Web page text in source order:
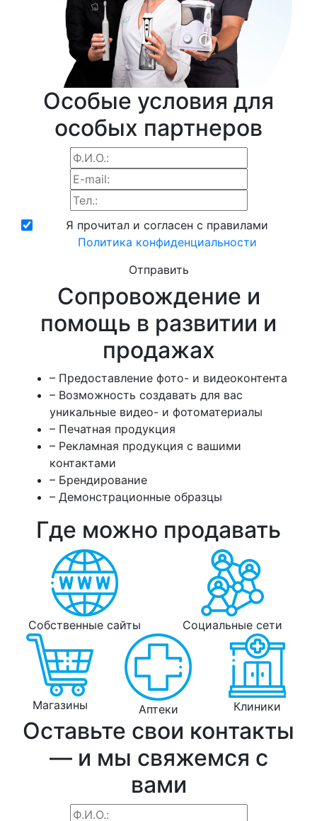
Особые условия для
особых партнеров
Я прочитал и согласен с правилами
Политика конфиденциальности
Отправить
Сопровождение и
помощь в развитии и
продажах
– Предоставление фото- и видеоконтента
– Возможность создавать для вас
уникальные видео- и фотоматериалы
– Печатная продукция
– Рекламная продукция с вашими
контактами
– Брендирование
– Демонстрационные образцы
Где можно продавать
Собственные сайты Социальные сети
Магазины Аптеки Клиники
Оставьте свои контакты
— и мы свяжемся с
вами